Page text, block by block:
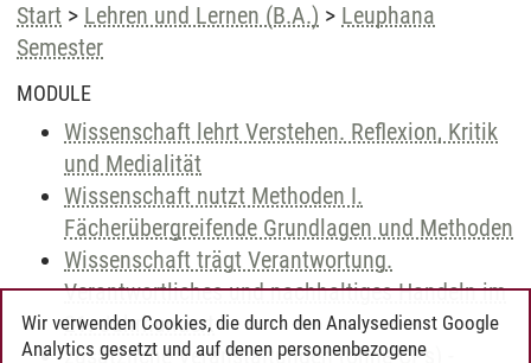
Start > Lehren und Lernen (B.A.) > Leuphana
Semester
MODULE
Wissenschaft lehrt Verstehen. Reflexion, Kritik
und Medialität
Wissenschaft nutzt Methoden I.
Fächerübergreifende Grundlagen und Methoden
Wissenschaft trägt Verantwortung.
Verantwortliches und nachhaltiges Handeln im
21. Jahrhundert
zusätzliche Veranstaltungen (ohne CPs) -
Wir verwenden Cookies, die durch den Analysedienst Google
Analytics gesetzt und auf denen personenbezogene